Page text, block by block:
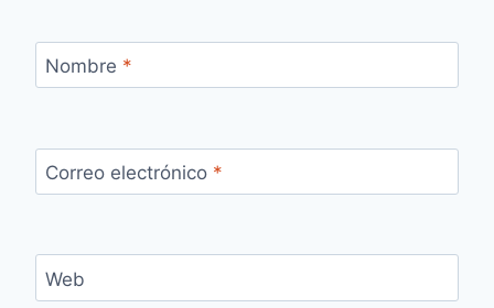
Nombre *
Correo electrónico *
Web